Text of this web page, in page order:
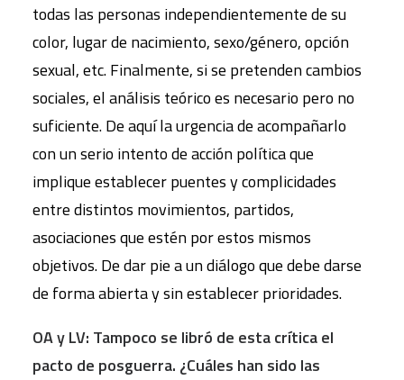
todas las personas independientemente de su
color, lugar de nacimiento, sexo/género, opción
sexual, etc. Finalmente, si se pretenden cambios
sociales, el análisis teórico es necesario pero no
suficiente. De aquí la urgencia de acompañarlo
con un serio intento de acción política que
implique establecer puentes y complicidades
entre distintos movimientos, partidos,
asociaciones que estén por estos mismos
objetivos. De dar pie a un diálogo que debe darse
de forma abierta y sin establecer prioridades.
OA y LV: Tampoco se libró de esta crítica el
pacto de posguerra. ¿Cuáles han sido las